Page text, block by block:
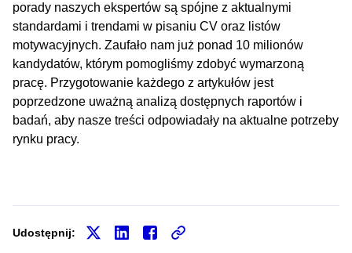
porady naszych ekspertów są spójne z aktualnymi
standardami i trendami w pisaniu CV oraz listów
motywacyjnych. Zaufało nam już ponad 10 milionów
kandydatów, którym pomogliśmy zdobyć wymarzoną
pracę. Przygotowanie każdego z artykułów jest
poprzedzone uważną analizą dostępnych raportów i
badań, aby nasze treści odpowiadały na aktualne potrzeby
rynku pracy.
Udostępnij: